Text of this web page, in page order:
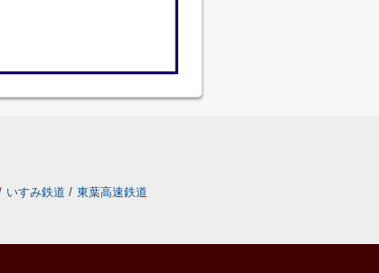
いすみ鉄道 / 東葉高速鉄道